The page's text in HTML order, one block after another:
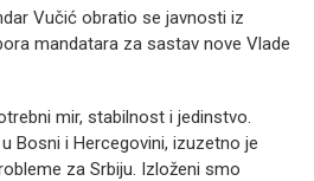
Vučić obratio se javnosti iz
mandatara za sastav nove Vlade
mir, stabilnost i jedinstvo.
Bosni i Hercegovini, izuzetno je
za Srbiju. Izloženi smo